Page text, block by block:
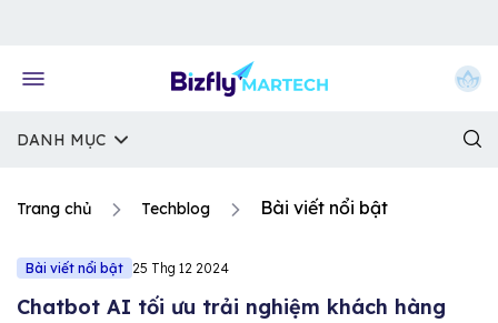
DANH MỤC
Trang chủ Techblog Bài viết nổi bật
Bài viết nổi bật 25 Thg 12 2024
Chatbot AI tối ưu trải nghiệm khách hàng